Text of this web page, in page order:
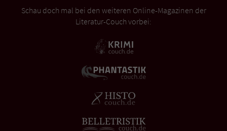
Schau doch mal bei den weiteren Online-Magazinen der
Literatur-Couch vorbei: